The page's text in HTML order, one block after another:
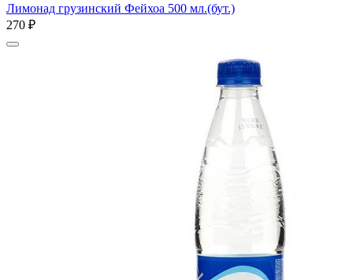
Лимонад грузинский Фейхоа 500 мл.(бут.)
270 ₽